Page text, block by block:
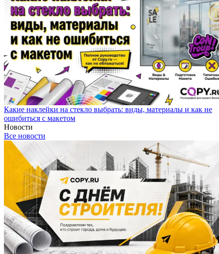
Какие наклейки на стекло выбрать: виды, материалы и как не
ошибиться с макетом
Новости
Все новости